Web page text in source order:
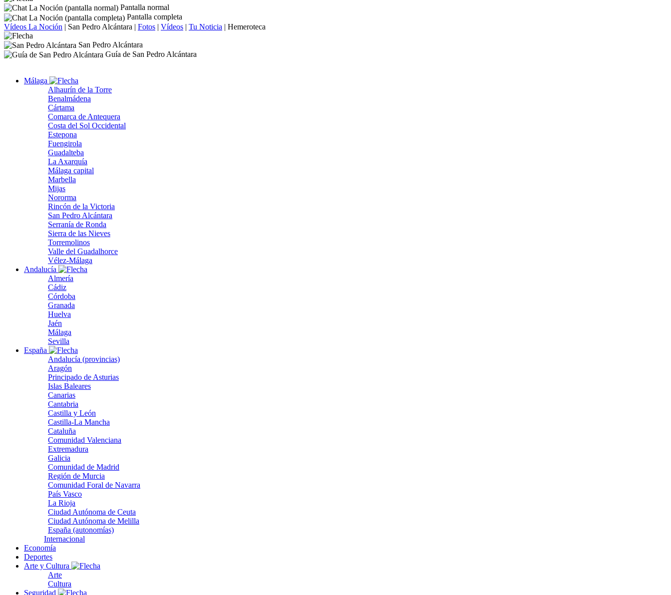
Pantalla normal
Pantalla completa
Vídeos La Noción | San Pedro Alcántara | Fotos | Vídeos | Tu Noticia | Hemeroteca
San Pedro Alcántara
Guía de San Pedro Alcántara
Málaga
Alhaurín de la Torre
Benalmádena
Cártama
Comarca de Antequera
Costa del Sol Occidental
Estepona
Fuengirola
Guadalteba
La Axarquía
Málaga capital
Marbella
Mijas
Nororma
Rincón de la Victoria
San Pedro Alcántara
Serranía de Ronda
Sierra de las Nieves
Torremolinos
Valle del Guadalhorce
Vélez-Málaga
Andalucía
Almería
Cádiz
Córdoba
Granada
Huelva
Jaén
Málaga
Sevilla
España
Andalucía (provincias)
Aragón
Principado de Asturias
Islas Baleares
Canarias
Cantabria
Castilla y León
Castilla-La Mancha
Cataluña
Comunidad Valenciana
Extremadura
Galicia
Comunidad de Madrid
Región de Murcia
Comunidad Foral de Navarra
País Vasco
La Rioja
Ciudad Autónoma de Ceuta
Ciudad Autónoma de Melilla
España (autonomías)
Internacional
Economía
Deportes
Arte y Cultura
Arte
Cultura
Seguridad